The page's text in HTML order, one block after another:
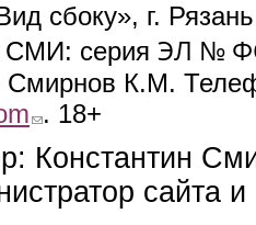
сбоку», г.
СМИ: серия ЭЛ №
Смирнов К.М.
(link sends e-mail)
. 18+
Константин
сайта